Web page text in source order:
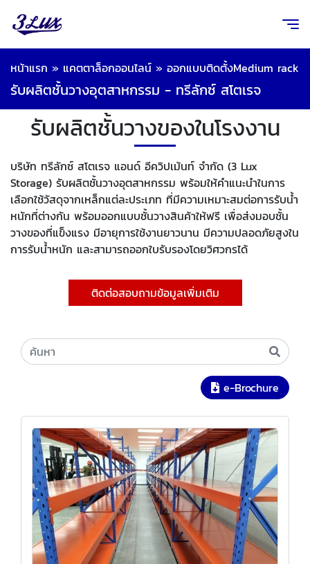
หน้าแรก » แคตตาล็อกออนไลน์ » ออกแบบติดตั้งMedium rack
รับผลิตชั้นวางอุตสาหกรรม - ทรีลักซ์ สโตเรจ
รับผลิตชั้นวางของในโรงงาน
บริษัท ทรีลักซ์ สโตเรจ แอนด์ อีควิปเม้นท์ จำกัด (3 Lux
Storage) รับผลิตชั้นวางอุตสาหกรรม พร้อมให้คำแนะนำในการ
เลือกใช้วัสดุจากเหล็กแต่ละประเภท ที่มีความเหมาะสมต่อการรับน้ำ
หนักที่ต่างกัน พร้อมออกแบบชั้นวางสินค้าให้ฟรี เพื่อส่งมอบชั้น
วางของที่แข็งแรง มีอายุการใช้งานยาวนาน มีความปลอดภัยสูงใน
การรับน้ำหนัก และสามารถออกใบรับรองโดยวิศวกรได้
ติดต่อสอบถามข้อมูลเพิ่มเติม
e-Brochure